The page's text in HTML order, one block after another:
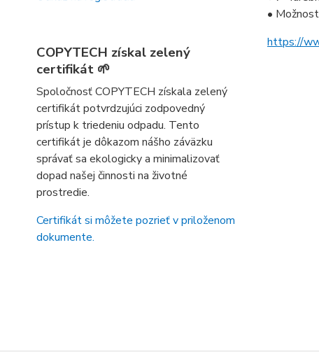
COPYTECH získal zelený
certifikát 🌱
Spoločnosť COPYTECH získala zelený
certifikát potvrdzujúci zodpovedný
prístup k triedeniu odpadu. Tento
certifikát je dôkazom nášho záväzku
správať sa ekologicky a minimalizovať
dopad našej činnosti na životné
prostredie.
Certifikát si môžete pozrieť v priloženom
dokumente.
•
https://